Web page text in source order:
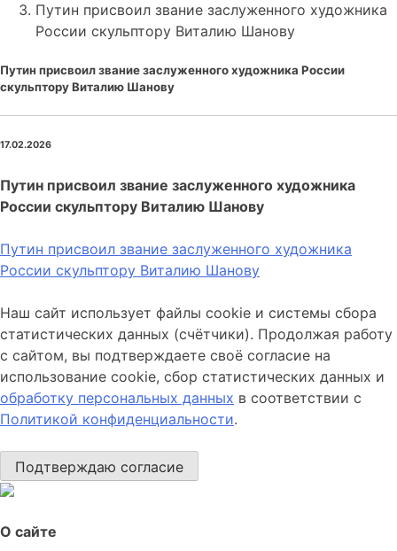
Путин присвоил звание заслуженного художника
России скульптору Виталию Шанову
Путин присвоил звание заслуженного художника России
скульптору Виталию Шанову
17.02.2026
Путин присвоил звание заслуженного художника
России скульптору Виталию Шанову
Путин присвоил звание заслуженного художника
России скульптору Виталию Шанову
Наш сайт использует файлы cookie и системы сбора
статистических данных (счётчики). Продолжая работу
с сайтом, вы подтверждаете своё согласие на
использование cookie, сбор статистических данных и
обработку персональных данных в соответствии с
Политикой конфиденциальности.
Подтверждаю согласие
О сайте